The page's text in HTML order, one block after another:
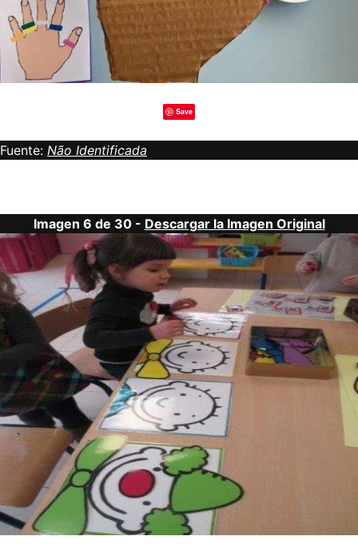
Save
Fuente: Não Identificada
Imagen 6 de 30 - Descargar la Imagen Original